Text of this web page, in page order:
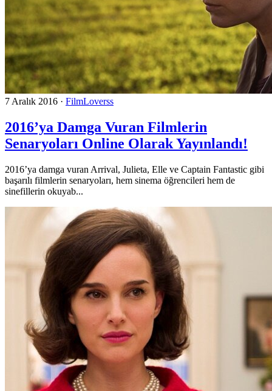
7 Aralık 2016 · FilmLoverss
2016’ya Damga Vuran Filmlerin
Senaryoları Online Olarak Yayınlandı!
2016’ya damga vuran Arrival, Julieta, Elle ve Captain Fantastic gibi
başarılı filmlerin senaryoları, hem sinema öğrencileri hem de
sinefillerin okuyab...